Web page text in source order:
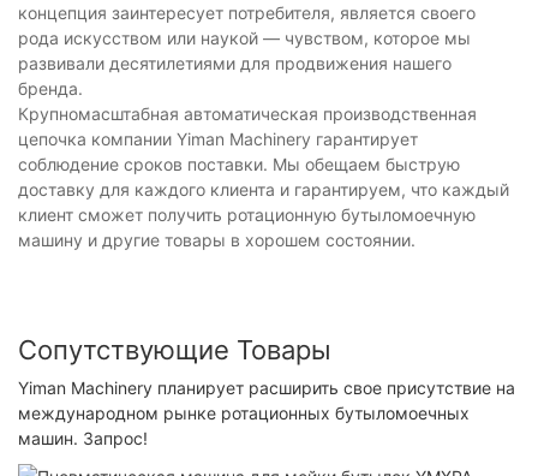
концепция заинтересует потребителя, является своего
рода искусством или наукой — чувством, которое мы
развивали десятилетиями для продвижения нашего
бренда.
Крупномасштабная автоматическая производственная
цепочка компании Yiman Machinery гарантирует
соблюдение сроков поставки. Мы обещаем быструю
доставку для каждого клиента и гарантируем, что каждый
клиент сможет получить ротационную бутыломоечную
машину и другие товары в хорошем состоянии.
Сопутствующие Товары
Yiman Machinery планирует расширить свое присутствие на
международном рынке ротационных бутыломоечных
машин. Запрос!